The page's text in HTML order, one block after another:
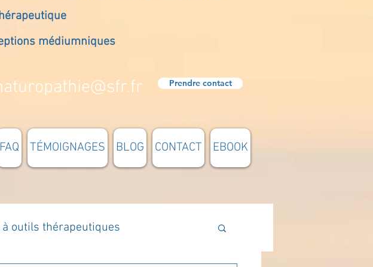
médiumniques
Prendre contact
FAQ TÉMOIGNAGES BLOG CONTACT EBOOK
à outils thérapeutiques